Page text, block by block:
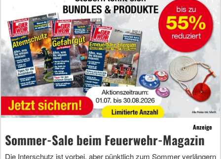
Anzeige
Sommer-Sale beim Feuerwehr-Magazin
Die Interschutz ist vorbei, aber pünktlich zum Sommer verlängern